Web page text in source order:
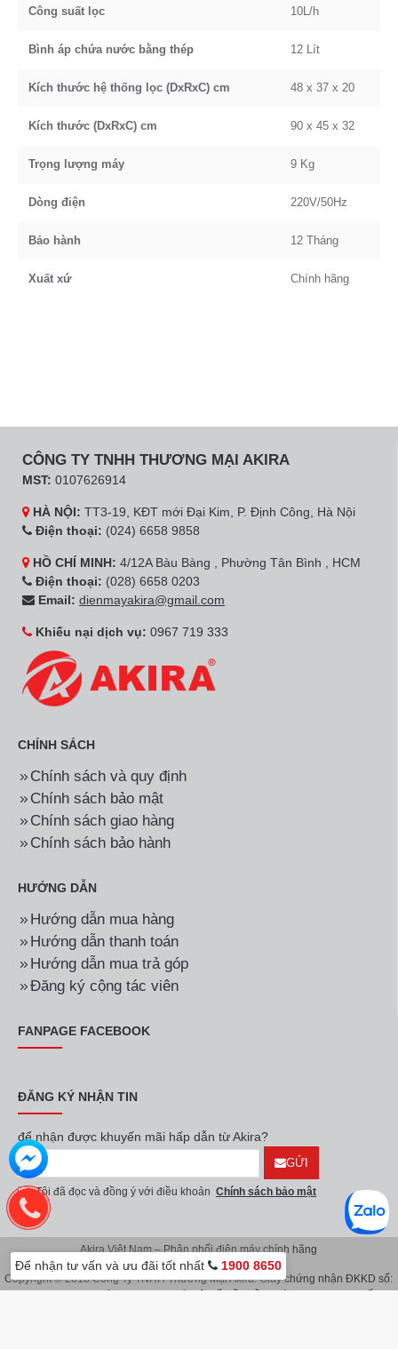
Công suất lọc 10L/h
Bình áp chứa nước bằng thép 12 Lít
Kích thước hệ thống lọc (DxRxC) cm 48 x 37 x 20
Kích thước (DxRxC) cm 90 x 45 x 32
Trọng lượng máy 9 Kg
Dòng điện 220V/50Hz
Bảo hành 12 Tháng
Xuất xứ Chính hãng
CÔNG TY TNHH THƯƠNG MẠI AKIRA
MST: 0107626914
HÀ NỘI: TT3-19, KĐT mới Đại Kim, P. Định Công, Hà Nội
Điện thoại: (024) 6658 9858
HỒ CHÍ MINH: 4/12A Bàu Bàng , Phường Tân Bình , HCM
Điện thoại: (028) 6658 0203
Email: dienmayakira@gmail.com
Khiếu nại dịch vụ: 0967 719 333
CHÍNH SÁCH
Chính sách và quy định
Chính sách bảo mật
Chính sách giao hàng
Chính sách bảo hành
HƯỚNG DẪN
Hướng dẫn mua hàng
Hướng dẫn thanh toán
Hướng dẫn mua trả góp
Đăng ký cộng tác viên
FANPAGE FACEBOOK
ĐĂNG KÝ NHẬN TIN
để nhận được khuyến mãi hấp dẫn từ Akira?
GỬI
Tôi đã đọc và đồng ý với điều khoản Chính sách bảo mật
Akira Việt Nam – Phân phối điện máy chính hãng
Copyright © 2018 Công Ty TNHH Thương Mại Akira. Giấy chứng nhận ĐKKD số:
Để nhận tư vấn và ưu đãi tốt nhất 1900 8650